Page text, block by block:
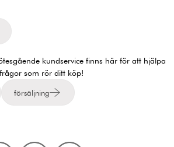
kundservice finns här för att hjälpa
som rör ditt köp!
försäljning